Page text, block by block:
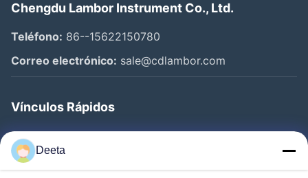
Chengdu Lambor Instrument Co., Ltd.
Teléfono: 86--15622150780
Correo electrónico: sale@cdlambor.com
Vínculos Rápidos
Inicio
Productos
Deeta